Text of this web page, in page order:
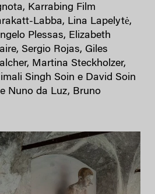
Karrabing Film
Labba, Lina Lapelytė,
Plessas, Elizabeth
Sergio Rojas, Giles
Martina Steckholzer,
Singh Soin e David Soin
Nuno da Luz, Bruno